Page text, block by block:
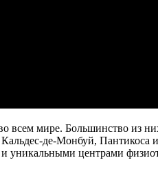
всем мире. Большинство из
де-Монбуй,
уникальными центрами